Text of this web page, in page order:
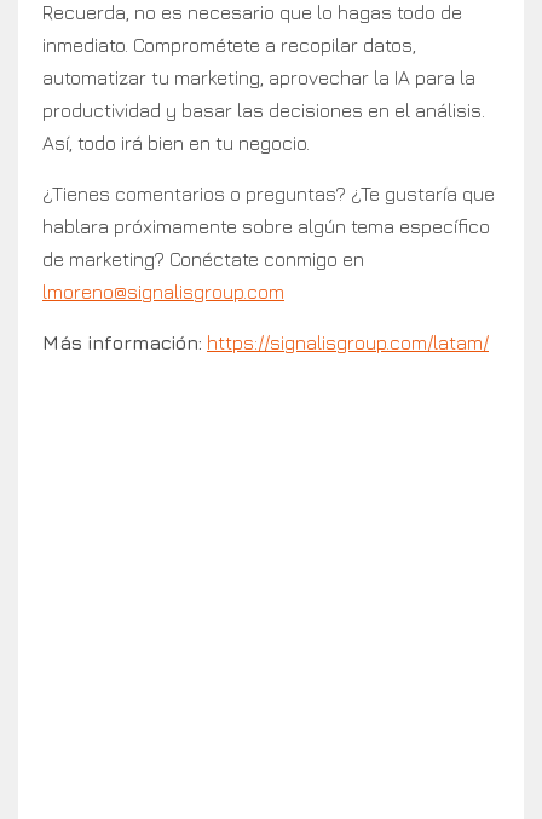
Recuerda, no es necesario que lo hagas todo de
inmediato. Comprométete a recopilar datos,
automatizar tu marketing, aprovechar la IA para la
productividad y basar las decisiones en el análisis.
Así, todo irá bien en tu negocio.
¿Tienes comentarios o preguntas? ¿Te gustaría que
hablara próximamente sobre algún tema específico
de marketing? Conéctate conmigo en
lmoreno@signalisgroup.com
Más información: https://signalisgroup.com/latam/